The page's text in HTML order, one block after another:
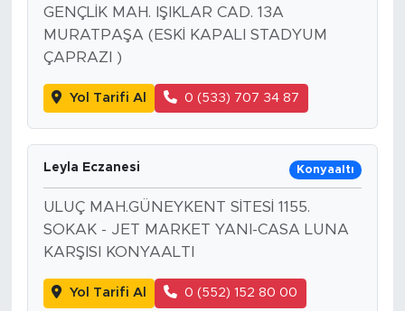
GENÇLİK MAH. IŞIKLAR CAD. 13A
MURATPAŞA (ESKİ KAPALI STADYUM
ÇAPRAZI )
Yol Tarifi Al 0 (533) 707 34 87
Leyla Eczanesi Konyaaltı
ULUÇ MAH.GÜNEYKENT SİTESİ 1155.
SOKAK - JET MARKET YANI-CASA LUNA
KARŞISI KONYAALTI
Yol Tarifi Al 0 (552) 152 80 00
Turizm